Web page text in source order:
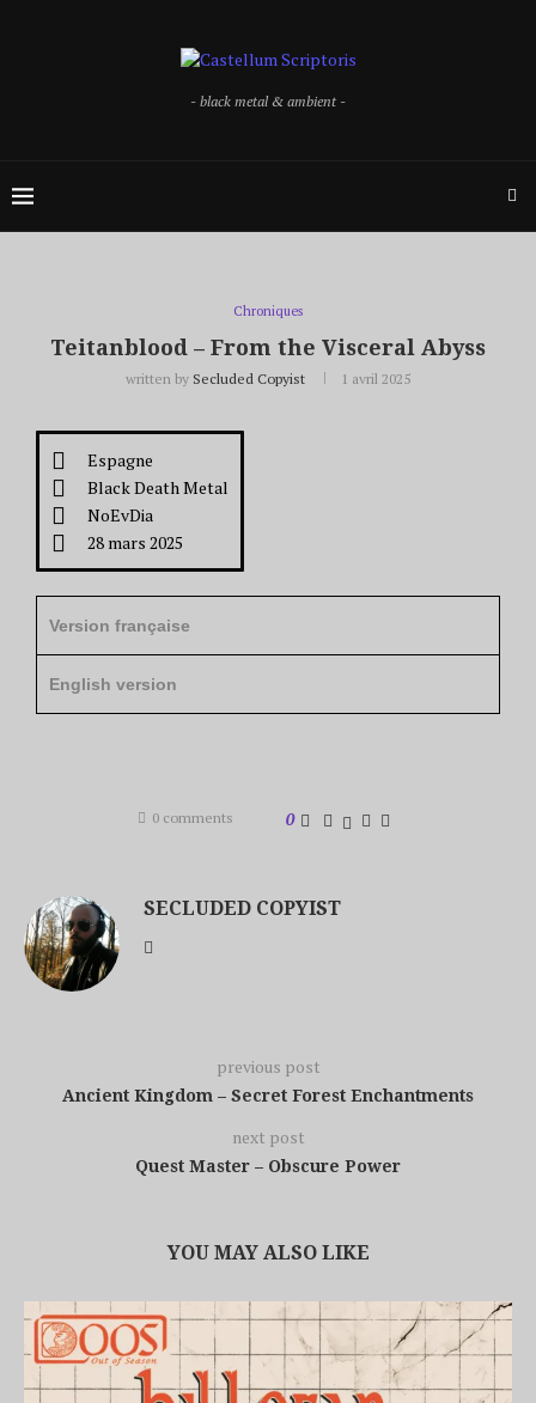
- black metal & ambient -
Chroniques
Teitanblood – From the Visceral Abyss
written by Secluded Copyist 1 avril 2025
Espagne
Black Death Metal
NoEvDia
28 mars 2025
Version française
English version
0 comments 0
SECLUDED COPYIST
previous post
Ancient Kingdom – Secret Forest Enchantments
next post
Quest Master – Obscure Power
YOU MAY ALSO LIKE